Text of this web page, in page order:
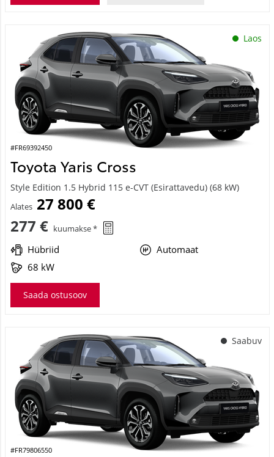
Laos
#FR69392450
Toyota Yaris Cross
Style Edition 1.5 Hybrid 115 e-CVT (Esirattavedu) (68 kW)
Alates 27 800 €
277 € kuumakse *
Hübriid
Automaat
68 kW
Saada ostusoov
Saabuv
#FR79806550